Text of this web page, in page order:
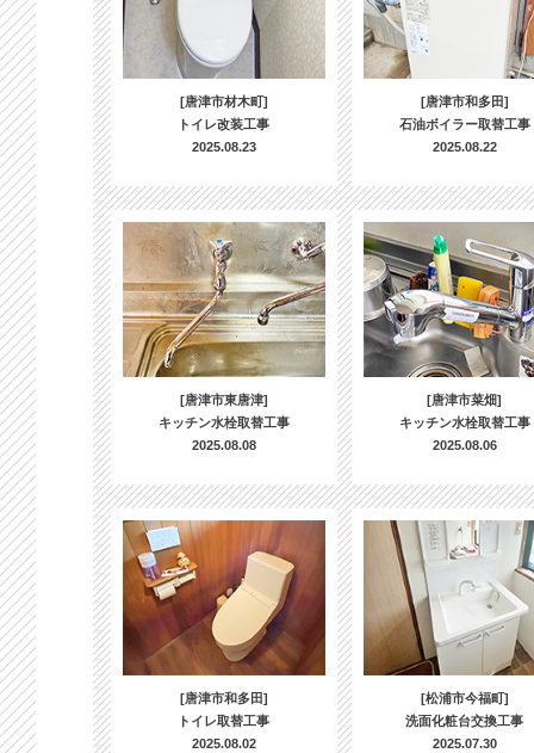
[唐津市材木町]
トイレ改装工事
2025.08.23
[唐津市和多田]
石油ボイラー取替工事
2025.08.22
[唐津市東唐津]
キッチン水栓取替工事
2025.08.08
[唐津市菜畑]
キッチン水栓取替工事
2025.08.06
[唐津市和多田]
トイレ取替工事
2025.08.02
[松浦市今福町]
洗面化粧台交換工事
2025.07.30